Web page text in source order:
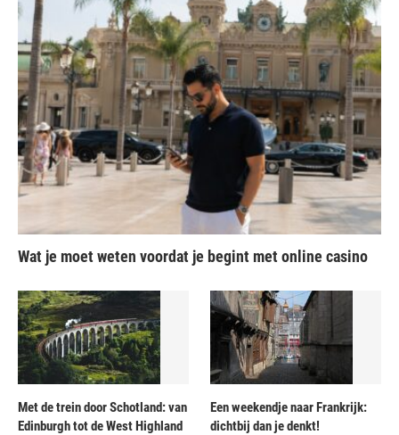
Wat je moet weten voordat je begint met online casino
Met de trein door Schotland: van
Edinburgh tot de West Highland
Een weekendje naar Frankrijk:
dichtbij dan je denkt!